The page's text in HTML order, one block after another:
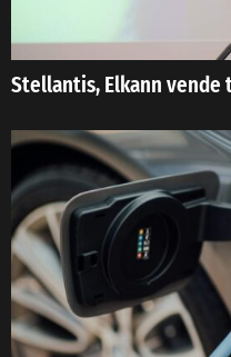
Stellantis, Elkann vende